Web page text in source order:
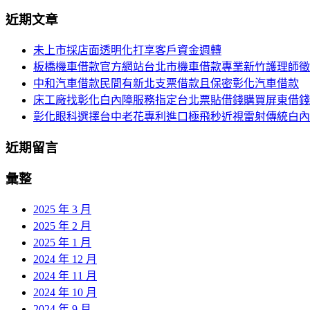
導
關
近期文章
未上市採店面透明化打享客戶資金週轉
板橋機車借款官方網站台北市機車借款專業新竹護理師
中和汽車借款民間有新北支票借款且保密彰化汽車借款
床工廠找彰化白內障服務指定台北票貼借錢購買屏東借錢
彰化眼科選擇台中老花專利進口極飛秒近視雷射傳統白
近期留言
彙整
2025 年 3 月
2025 年 2 月
2025 年 1 月
2024 年 12 月
2024 年 11 月
2024 年 10 月